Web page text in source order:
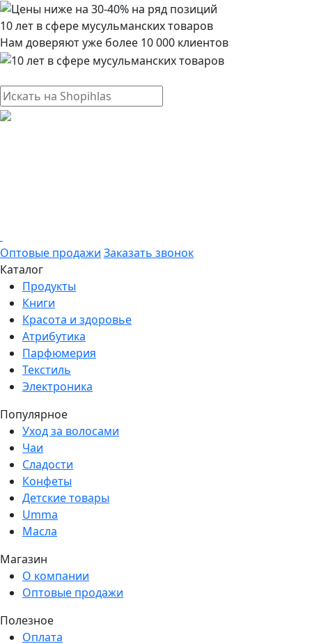
10 лет в сфере мусульманских товаров
Нам доверяют уже более 10 000 клиентов
Оптовые продажи Заказать звонок
Каталог
Продукты
Книги
Красота и здоровье
Атрибутика
Парфюмерия
Текстиль
Электроника
Популярное
Уход за волосами
Чаи
Сладости
Конфеты
Детские товары
Umma
Масла
Магазин
О компании
Оптовые продажи
Полезное
Оплата